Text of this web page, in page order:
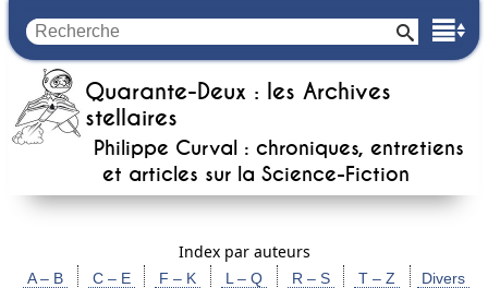
Quarante-Deux : les Archives
stellaires
Philippe Curval : chroniques, entretiens
et articles sur la Science-Fiction
Index par auteurs
A – B C – E F – K L – Q R – S T – Z Divers